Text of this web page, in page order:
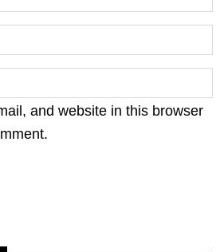
and website in this browser